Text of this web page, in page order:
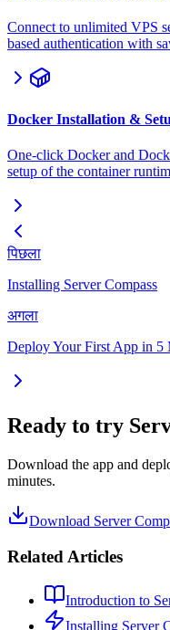
Connect to unlimited VPS
based authentication with
Docker Installation &
One-click Docker and
setup of the container
पिछला
Installing Server Compass
अगला
Deploy Your First App in 5
Ready to try
Download the app and
minutes.
Download Server
Related Articles
Introduction to
Installing Server